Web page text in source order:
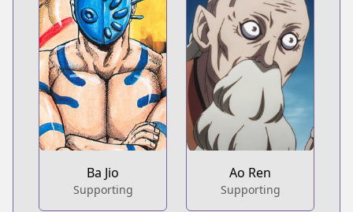
Ao Ren
Supporting
Ba Jio
Supporting